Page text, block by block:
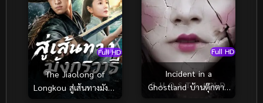
Full HD
The Jiaolong of
Longkou สู่เส้นทางมังกร
Full HD
Incident in a
Ghostland บ้านตุ๊กตาดุ